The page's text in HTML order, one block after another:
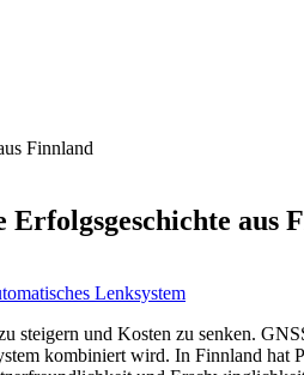
Finnland
aus
Lenksystem
und Kosten zu senken.
kombiniert wird. In Finnland hat